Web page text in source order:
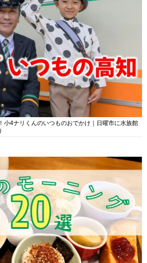
小4ナリくんのいつものおでかけ｜日曜市に水族館